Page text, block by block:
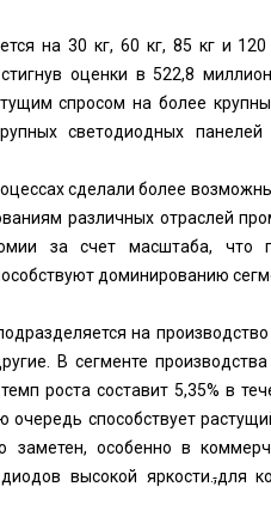
на 30 кг, 60 кг, 85 кг и
оценки в 522,8
спросом на более
светодиодных
сделали более
различных отраслей
за счет масштаба, что
доминированию
на
В сегменте
роста составит 5,35% в
очередь способствует
заметен, особенно в
высокой яркости.,для